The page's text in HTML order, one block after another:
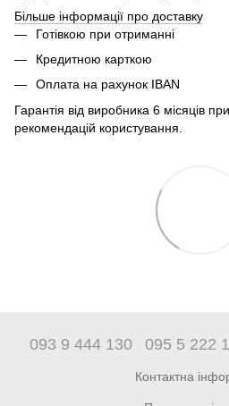
Більше інформації про доставку
Готівкою при отриманні
Кредитною карткою
Оплата на рахунок IBAN
Гарантія від виробника 6 місяців
рекомендацій користування.
093 9 444 130 095 5 222
Контактна